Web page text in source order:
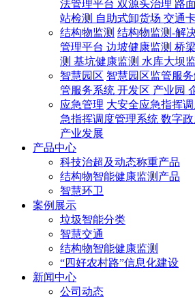
法管理平台 双源头治理 路
站检测 自助式卸货场 交通
结构物监测 结构物监测-解
管理平台 边坡健康监测 桥
测 基坑健康监测 水库大坝
智慧园区 智慧园区监管服
管服务系统 开发区 产业园
应急管理 大安全应急指挥
急指挥调度管理系统 数字
产业发展
产品中心
科技治超及动态称重产品
结构物智能健康监测产品
智慧环卫
案例展示
垃圾智能分类
智慧交通
结构物智能健康监测
“四好农村路”信息化建设
新闻中心
公司动态